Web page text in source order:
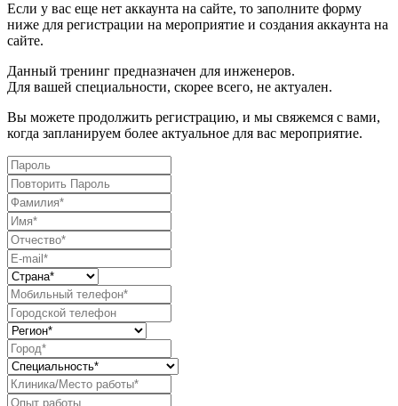
Если у вас еще нет аккаунта на сайте, то заполните форму
ниже для регистрации на мероприятие и создания аккаунта на
сайте.
Данный тренинг предназначен для инженеров.
Для вашей специальности, скорее всего, не актуален.
Вы можете продолжить регистрацию, и мы свяжемся с вами,
когда запланируем более актуальное для вас мероприятие.